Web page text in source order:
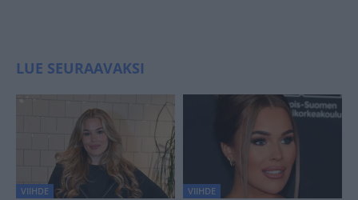
LUE SEURAAVAKSI
VIIHDE VIIHDE